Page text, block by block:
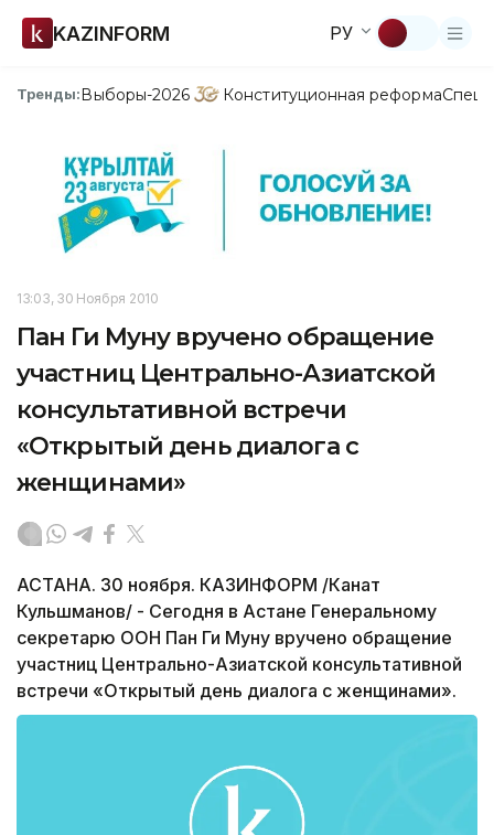
KAZINFORM РУ
Тренды:Выборы-2026 Конституционная реформа
13:03, 30 Ноября 2010
Пан Ги Муну вручено обращение
участниц Центрально-Азиатской
консультативной встречи
«Открытый день диалога с
женщинами»
АСТАНА. 30 ноября. КАЗИНФОРМ /Канат
Кульшманов/ - Сегодня в Астане Генеральному
секретарю ООН Пан Ги Муну вручено обращение
участниц Центрально-Азиатской консультативной
встречи «Открытый день диалога с женщинами».